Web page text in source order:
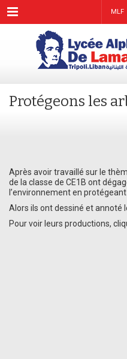
Menu MLF
Protégeons les
Après avoir travaillé sur le
de la classe de CE1B ont
l’environnement en protégeant
Alors ils ont dessiné et annoté
Pour voir leurs productions,